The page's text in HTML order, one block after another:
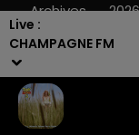
Live :
CHAMPAGNE FM
Archives 2026